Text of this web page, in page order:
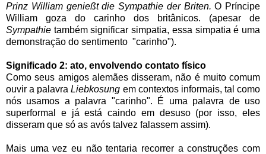
Prinz William genießt die Sympathie der Briten.O Príncipe
William goza do carinho dos britânicos. (apesar de
Sympathie também significar simpatia, essa simpatia é uma
demonstração do sentimento "carinho").
Significado 2: ato, envolvendo contato físico
Como seus amigos alemães disseram, não é muito comum
ouvir a palavraLiebkosung em contextos informais, tal como
nós usamos a palavra "carinho". É uma palavra de uso
superformal e já está caindo em desuso (por isso, eles
disseram que só as avós talvez falassem assim).
Mais uma vez eu não tentaria recorrer a construções com